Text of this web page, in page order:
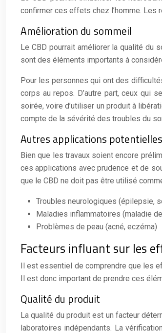
confirmer ces effets chez l’homme. Les
Amélioration du sommeil
Le CBD pourrait améliorer la qualité du
sont des éléments importants à
Pour les personnes qui ont des
corps au repos. D’autre part, ceux qui
soirée, voire d’utiliser un produit à
compte de la sévérité des troubles du
Autres applications potentielles
Bien que les travaux soient encore
ces applications avec prudence et de
que le CBD ne doit pas être utilisé
Troubles neurologiques (épilepsie,
Maladies inflammatoires (maladie
Problèmes de peau (acné, eczéma)
Facteurs influant sur les
Il est essentiel de comprendre que les
Il est donc important de prendre ces
Qualité du produit
La qualité du produit est un facteur
laboratoires indépendants. La